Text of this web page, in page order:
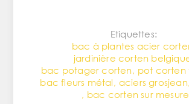
Etiquettes:
bac à plantes acier
jardinière corten
bac potager corten , pot corten
bac fleurs métal , aciers grosjean
, bac corten sur mesure